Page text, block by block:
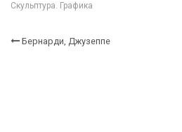
Скульптура. Графика
Бернарди, Джузеппе